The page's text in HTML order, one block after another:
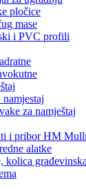
pločice
mase
i PVC profili
za namještaj
i pribor HM
alatke
kolica